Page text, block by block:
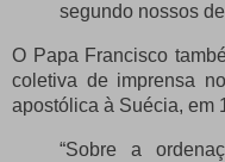
segundo nossos
O Papa Francisco
coletiva de imprensa
apostólica à Suécia, em
“Sobre a